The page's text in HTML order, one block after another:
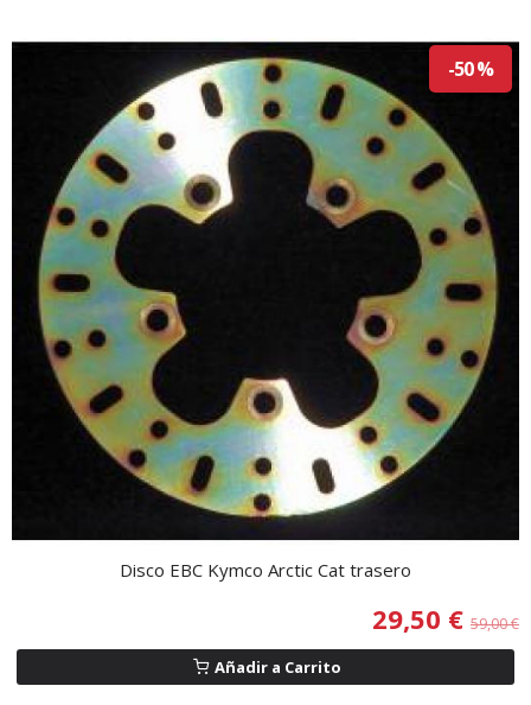
-50 %
Disco EBC Kymco Arctic Cat trasero
29,50 € 59,00 €
Añadir a Carrito